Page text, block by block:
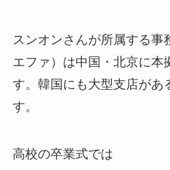
スンオンさんが所属する事
エファ）は中国・北京に本
す。韓国にも大型支店があ
す。
高校の卒業式では